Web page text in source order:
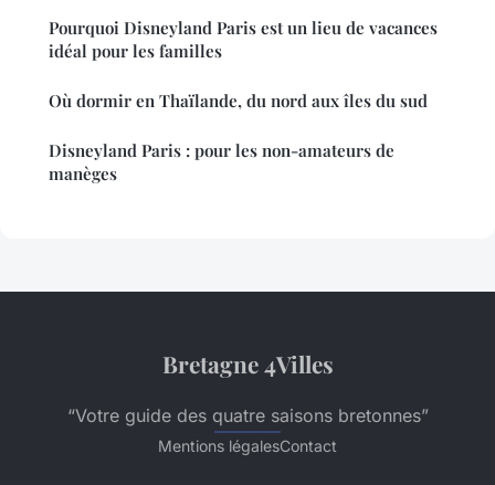
Pourquoi Disneyland Paris est un lieu de vacances
idéal pour les familles
Où dormir en Thaïlande, du nord aux îles du sud
Disneyland Paris : pour les non-amateurs de
manèges
Bretagne 4Villes
“Votre guide des quatre saisons bretonnes”
Mentions légalesContact